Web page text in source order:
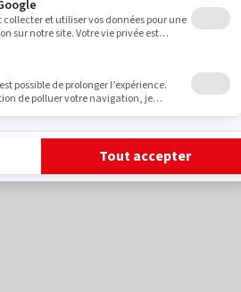
Valgus, nous affirmons notre
Arthritis Rheum. 2008 Jun
López. Impact of Hallux Valgus related